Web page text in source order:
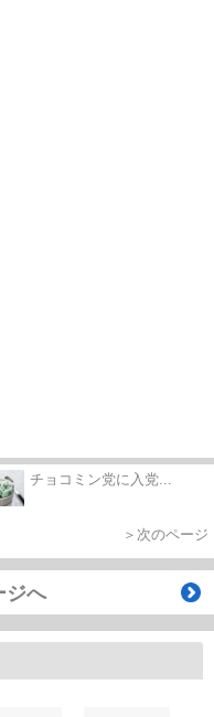
チョコミン党に入党...
＞次のページ
ジへ